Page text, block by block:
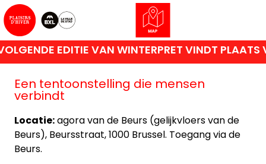
EDITIE VAN WINTERPRET VINDT
Een tentoonstelling die mensen
verbindt
Locatie:agora van de Beurs (gelijkvloers van de
Beurs), Beursstraat, 1000 Brussel. Toegang via de
Beurs.